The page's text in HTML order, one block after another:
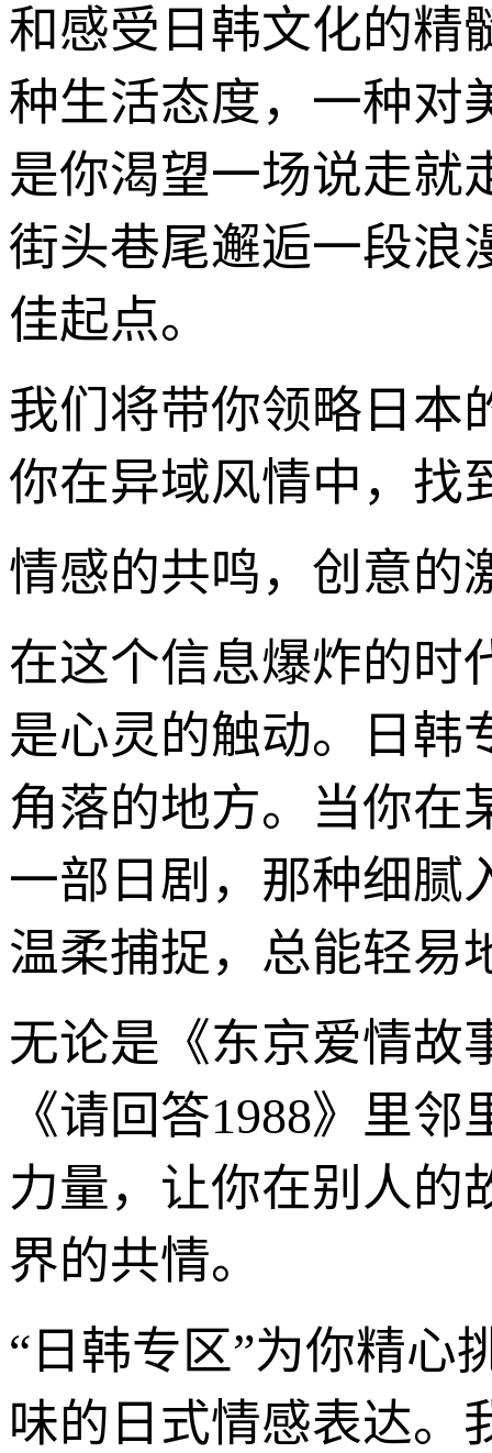
和感受日韩文化的精
种生活态度，一种对
是你渴望一场说走就
街头巷尾邂逅一段浪
佳起点。
我们将带你领略日本
你在异域风情中，找
情感的共鸣，创意的
在这个信息爆炸的时
是心灵的触动。日韩
角落的地方。当你在
一部日剧，那种细腻
温柔捕捉，总能轻易
无论是《东京爱情故
《请回答1988》里
力量，让你在别人的
界的共情。
“日韩专区”为你精心
味的日式情感表达。